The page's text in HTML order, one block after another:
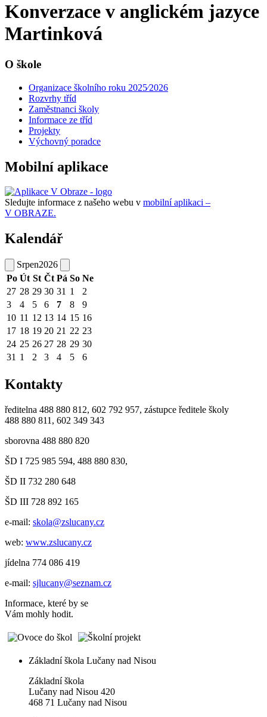
Konverzace v anglickém jazyce
Martinková
O škole
Organizace školního roku 2025⁄2026
Rozvrhy tříd
Zaměstnanci školy
Informace ze tříd
Projekty
Výchovný poradce
Mobilní aplikace
Sledujte informace z našeho webu v mobilní aplikaci –
V OBRAZE.
Kalendář
Srpen2026
Po Út St Čt Pá So Ne
27 28 29 30 31 1
2
3
4 5 6 7 8
9
10 11 12 13 14 15 16
17 18 19 20 21 22 23
24 25 26 27 28 29 30
31 1 2 3 4 5 6
Kontakty
ředitelna 488 880 812, 602 792 957, zástupce ředitele školy
488 880 811, 602 349 343
sborovna 488 880 820
ŠD I 725 985 594, 488 880 830,
ŠD II 732 280 648
ŠD III 728 892 165
e-mail: skola@zslucany.cz
web: www.zslucany.cz
jídelna 774 086 419
e-mail: sjlucany@seznam.cz
Informace, které by se
Vám mohly hodit.
Základní škola Lučany nad Nisou
Základní škola
Lučany nad Nisou 420
468 71 Lučany nad Nisou